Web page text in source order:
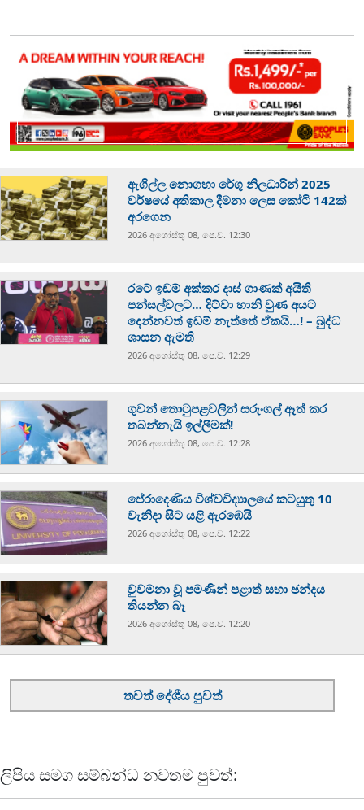
ඇගිල්ල නොගහා රේගු නිලධාරින් 2025
වර්ෂයේ අතිකාල දීමනා ලෙස කෝටි 142ක්
අරගෙන
2026 අගෝස්‍තු 08, පෙ.ව. 12:30
රටේ ඉඩම් අක්කර දාස් ගාණක් අයිති
පන්සල්වලට… දිට්වා හානි වුණ අයට
දෙන්නවත් ඉඩම් නැත්තේ ඒකයි…! – බුද්ධ
ශාසන ඇමති
2026 අගෝස්‍තු 08, පෙ.ව. 12:29
ගුවන් තොටුපළවලින් සරුංගල් ඈත් කර
තබන්නැයි ඉල්ලීමක්!
2026 අගෝස්‍තු 08, පෙ.ව. 12:28
පේරාදෙණිය විශ්වවිද්‍යාලයේ කටයුතු 10
වැනිදා සිට යළි ඇරඹෙයි
2026 අගෝස්‍තු 08, පෙ.ව. 12:22
වුවමනා වූ පමණින් පළාත් සභා ඡන්දය
තියන්න බෑ
2026 අගෝස්‍තු 08, පෙ.ව. 12:20
තවත් දේශීය පුවත්
ලිපිය සමග සම්බන්ධ නවතම පුවත්: